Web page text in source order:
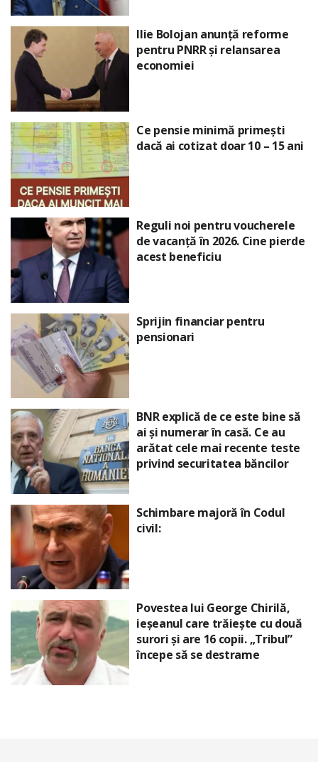
Ilie Bolojan anunță reforme
pentru PNRR și relansarea
economiei
Ce pensie minimă primești
dacă ai cotizat doar 10 – 15 ani
Reguli noi pentru voucherele
de vacanță în 2026. Cine pierde
acest beneficiu
Sprijin financiar pentru
pensionari
BNR explică de ce este bine să
ai și numerar în casă. Ce au
arătat cele mai recente teste
privind securitatea băncilor
Schimbare majoră în Codul
civil:
Povestea lui George Chirilă,
ieșeanul care trăiește cu două
surori și are 16 copii. „Tribul”
începe să se destrame